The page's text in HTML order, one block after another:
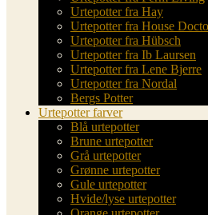
Urtepotter fra Hay
Urtepotter fra House
Urtepotter fra Hübsch
Urtepotter fra Ib Laursen
Urtepotter fra Lene Bjerre
Urtepotter fra Nordal
Bergs Potter
Urtepotter farver
Blå urtepotter
Brune urtepotter
Grå urtepotter
Grønne urtepotter
Gule urtepotter
Hvide/lyse urtepotter